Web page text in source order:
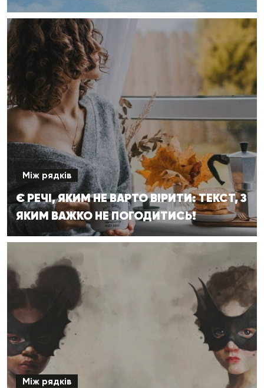
Між рядків
Є РЕЧІ, ЯКИМ НЕ ВАРТО ВІРИТИ: ТЕКСТ, З
ЯКИМ ВАЖКО НЕ ПОГОДИТИСЬ!
Між рядків